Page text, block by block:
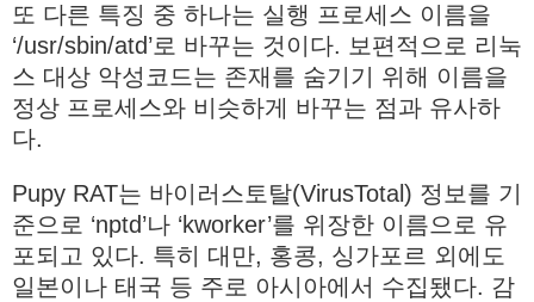
또 다른 특징 중 하나는 실행 프로세스 이름을
‘/usr/sbin/atd’로 바꾸는 것이다. 보편적으로 리눅
스 대상 악성코드는 존재를 숨기기 위해 이름을
정상 프로세스와 비슷하게 바꾸는 점과 유사하
다.
Pupy RAT는 바이러스토탈(VirusTotal) 정보를 기
준으로 ‘nptd’나 ‘kworker’를 위장한 이름으로 유
포되고 있다. 특히 대만, 홍콩, 싱가포르 외에도
일본이나 태국 등 주로 아시아에서 수집됐다. 감